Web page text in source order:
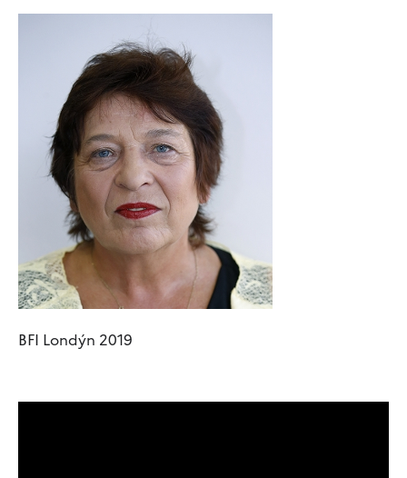
BFI Londýn 2019